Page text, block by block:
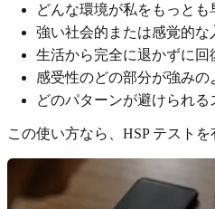
どんな環境が私をもっとも
強い社会的または感覚的な
生活から完全に退かずに回
感受性のどの部分が強みの
どのパターンが避けられ
この使い方なら、HSP テスト